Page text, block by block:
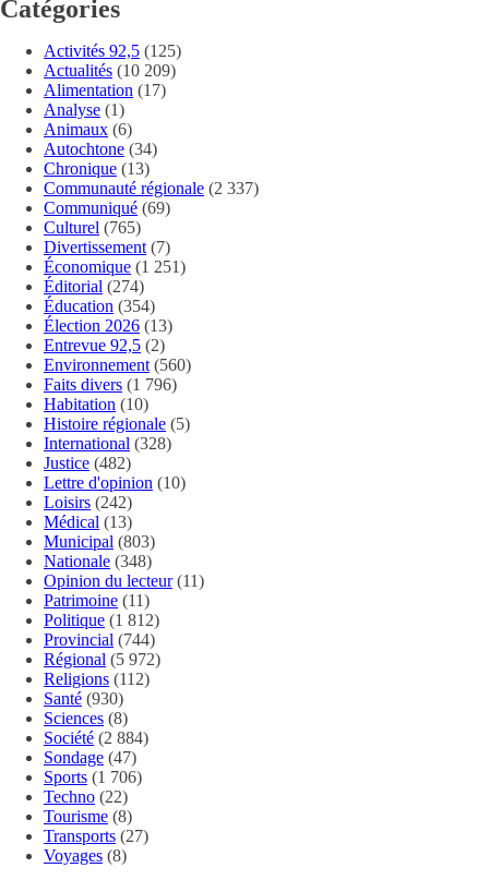
Catégories
Activités 92,5 (125)
Actualités (10 209)
Alimentation (17)
Analyse (1)
Animaux (6)
Autochtone (34)
Chronique (13)
Communauté régionale (2 337)
Communiqué (69)
Culturel (765)
Divertissement (7)
Économique (1 251)
Éditorial (274)
Éducation (354)
Élection 2026 (13)
Entrevue 92,5 (2)
Environnement (560)
Faits divers (1 796)
Habitation (10)
Histoire régionale (5)
International (328)
Justice (482)
Lettre d'opinion (10)
Loisirs (242)
Médical (13)
Municipal (803)
Nationale (348)
Opinion du lecteur(11)
Patrimoine (11)
Politique (1 812)
Provincial (744)
Régional (5 972)
Religions (112)
Santé (930)
Sciences (8)
Société (2 884)
Sondage (47)
Sports (1 706)
Techno (22)
Tourisme (8)
Transports (27)
Voyages (8)